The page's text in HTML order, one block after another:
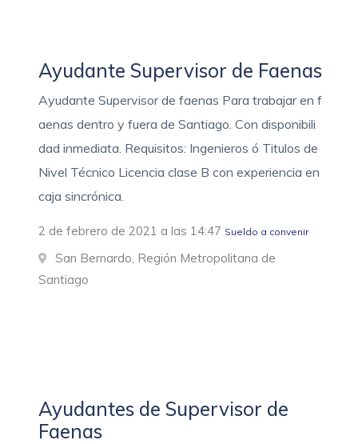
Ayudante Supervisor de Faenas
Ayudante Supervisor de faenas Para trabajar en f
aenas dentro y fuera de Santiago. Con disponibili
dad inmediata. Requisitos: Ingenieros ó Titulos de
Nivel Técnico Licencia clase B con experiencia en
caja sincrónica.
2 de febrero de 2021 a las 14:47 Sueldo a convenir
San Bernardo, Región Metropolitana de
Santiago
Ayudantes de Supervisor de
Faenas